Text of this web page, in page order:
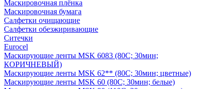
Маскировочная плёнка
Маскировочная бумага
Салфетки очищающие
Салфетки обезжиривающие
Ситечки
Euroсel
Маскирующие ленты MSK 6083 (80С; 30мин;
КОРИЧНЕВЫЙ)
Маскирующие ленты MSK 62** (80С; 30мин; цветные)
Маскирующие ленты MSK 60 (80С; 30мин; белые)